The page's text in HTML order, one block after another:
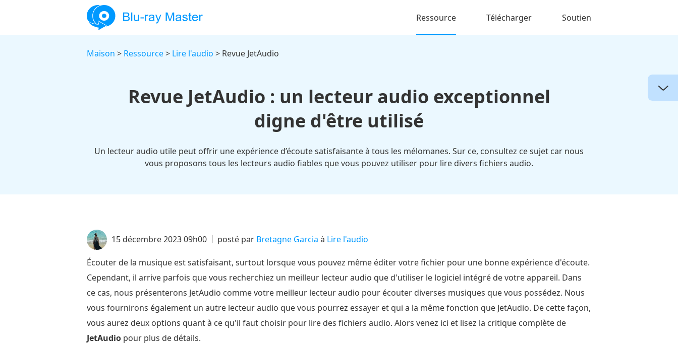
Ressource Télécharger Soutien
Maison > Ressource> Lire l'audio > Revue JetAudio
Revue JetAudio : un lecteur audio exceptionnel
digne d'être utilisé
Un lecteur audio utile peut offrir une expérience d’écoute satisfaisante à tous les mélomanes. Sur ce, consultez ce sujet car nous
vous proposons tous les lecteurs audio fiables que vous pouvez utiliser pour lire divers fichiers audio.
15 décembre 2023 09h00 posté par Bretagne Garcia à Lire l'audio
Écouter de la musique est satisfaisant, surtout lorsque vous pouvez même éditer votre fichier pour une bonne expérience d'écoute.
Cependant, il arrive parfois que vous recherchiez un meilleur lecteur audio que d'utiliser le logiciel intégré de votre appareil. Dans
ce cas, nous présenterons JetAudio comme votre meilleur lecteur audio pour écouter diverses musiques que vous possédez. Nous
vous fournirons également un autre lecteur audio que vous pourrez essayer et qui a la même fonction que JetAudio. De cette façon,
vous aurez deux options quant à ce qu'il faut choisir pour lire des fichiers audio. Alors venez ici et lisez la critique complète de
JetAudio pour plus de détails.